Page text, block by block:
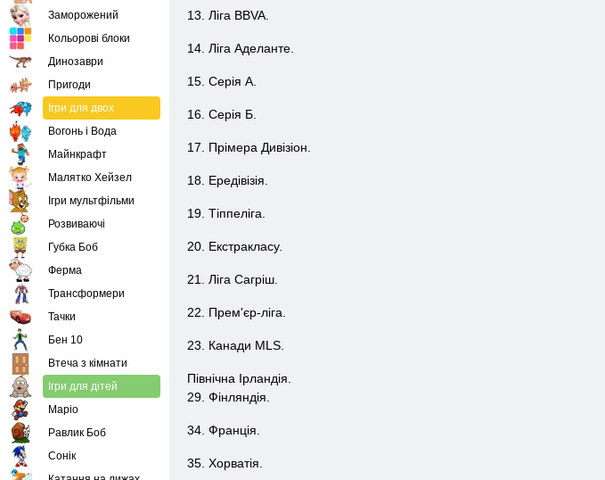
13. Ліга BBVA.
14. Ліга Аделанте.
15. Серія А.
16. Серія Б.
17. Прімера Дивізіон.
18. Ередівізія.
19. Тіппеліга.
20. Екстракласу.
21. Ліга Сагріш.
22. Прем'єр-ліга.
23. Канади MLS.
Північна Ірландія.
29. Фінляндія.
34. Франція.
35. Хорватія.
Заморожений
Кольорові блоки
Динозаври
Пригоди
Ігри для двох
Вогонь і Вода
Майнкрафт
Малятко Хейзел
Ігри мультфільми
Розвиваючі
Губка Боб
Ферма
Трансформери
Тачки
Бен 10
Втеча з кімнати
Ігри для дітей
Маріо
Равлик Боб
Сонік